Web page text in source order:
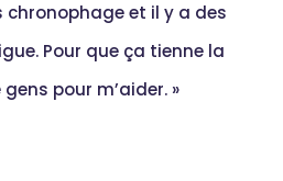
chronophage et il y a des
Pour que ça tienne la
pour m’aider. »